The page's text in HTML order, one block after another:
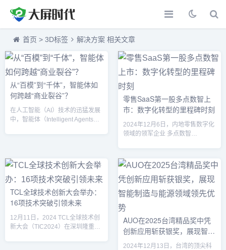
首页 > 3D标签 解决方案 相关文章
从“百模”到“千体”，智能体如
何跨越“商业裂谷”？
在人工智能（AI）技术的迅猛发展
中，智能体（Intelligent Agents）
从实验室中的概念推向广泛的商业
应用仍然面临着巨大挑战。特别是
如何跨越被业内称为“商业裂谷”的
鸿沟，成为当前智能体发展的关键
问题。智能体的“百模”到“千体”的演
初...
零售SaaS第一股多点数智上
市：数字化转型的里程碑时刻
2024年12月6日，内地零售数字化
领域的领军企业 多点数智
股。这一标志性事件，不仅彰显了
零售科技的巨大潜力，更为中国数
字化转型按下了“加速键”。行业领
军者：定义零售数字化新标准自
2015年成立以来，多点数智始终致
力于用科技赋能零售企业。其自主
研发的 Dmall OS系统，横跨采
购、供应链、门店运营、全渠道销
售及营销管理，已为国内外...
TCL全球技术创新大会举办：
16项技术突破引领未来
12月11日，2024 TCL全球技术创
新大会（TIC2024）在深圳隆重举
AUO在2025台湾精品奖中凭
创新应用斩获银奖，展现智能
制造与能源领域领先优势
2024年12月13日，台湾的顶尖科